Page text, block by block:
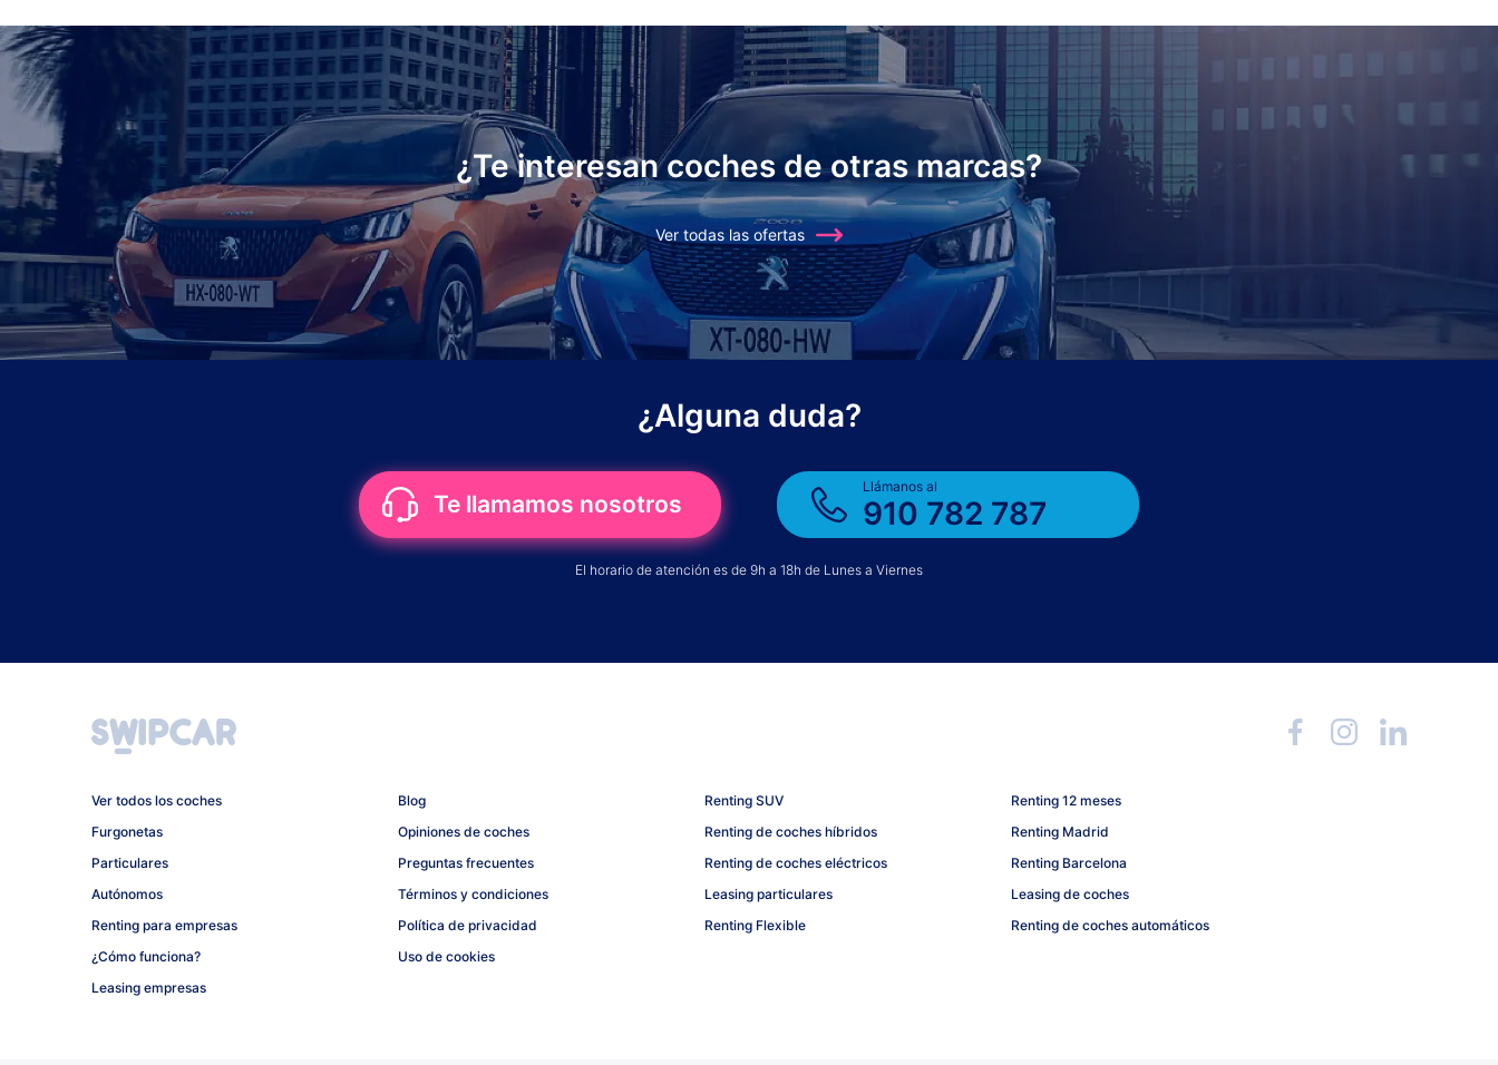
¿Te interesan coches de otras marcas?
Ver todas las ofertas
¿Alguna duda?
Te llamamos nosotros
Llámanos al
910 782 787
El horario de atención es de 9h a 18h de Lunes a Viernes
Ver todos los coches
Furgonetas
Particulares
Autónomos
Renting para empresas
¿Cómo funciona?
Blog
Opiniones de coches
Preguntas frecuentes
Términos y condiciones
Política de privacidad
Uso de cookies
Renting SUV
Renting de coches híbridos
Renting de coches eléctricos
Leasing particulares
Renting Flexible
Renting 12 meses
Renting Madrid
Renting Barcelona
Leasing de coches
Renting de coches automáticos
Leasing empresas